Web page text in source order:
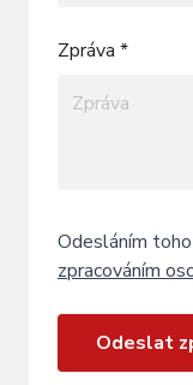
Zpráva *
Odesláním
zpracováním
Odeslat